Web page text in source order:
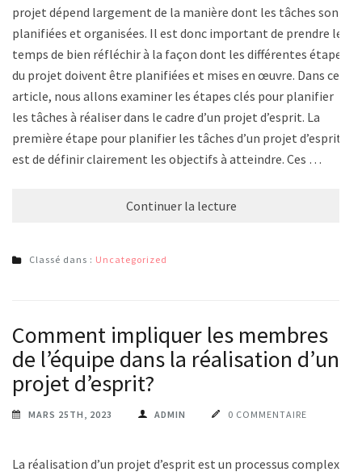
projet dépend largement de la manière dont les tâches sont
planifiées et organisées. Il est donc important de prendre le
temps de bien réfléchir à la façon dont les différentes étapes
du projet doivent être planifiées et mises en œuvre. Dans cet
article, nous allons examiner les étapes clés pour planifier
les tâches à réaliser dans le cadre d’un projet d’esprit. La
première étape pour planifier les tâches d’un projet d’esprit
est de définir clairement les objectifs à atteindre. Ces …
Continuer la lecture
Classé dans : Uncategorized
Comment impliquer les membres
de l’équipe dans la réalisation d’un
projet d’esprit?
MARS 25TH, 2023 ADMIN 0 COMMENTAIRE
La réalisation d’un projet d’esprit est un processus complexe